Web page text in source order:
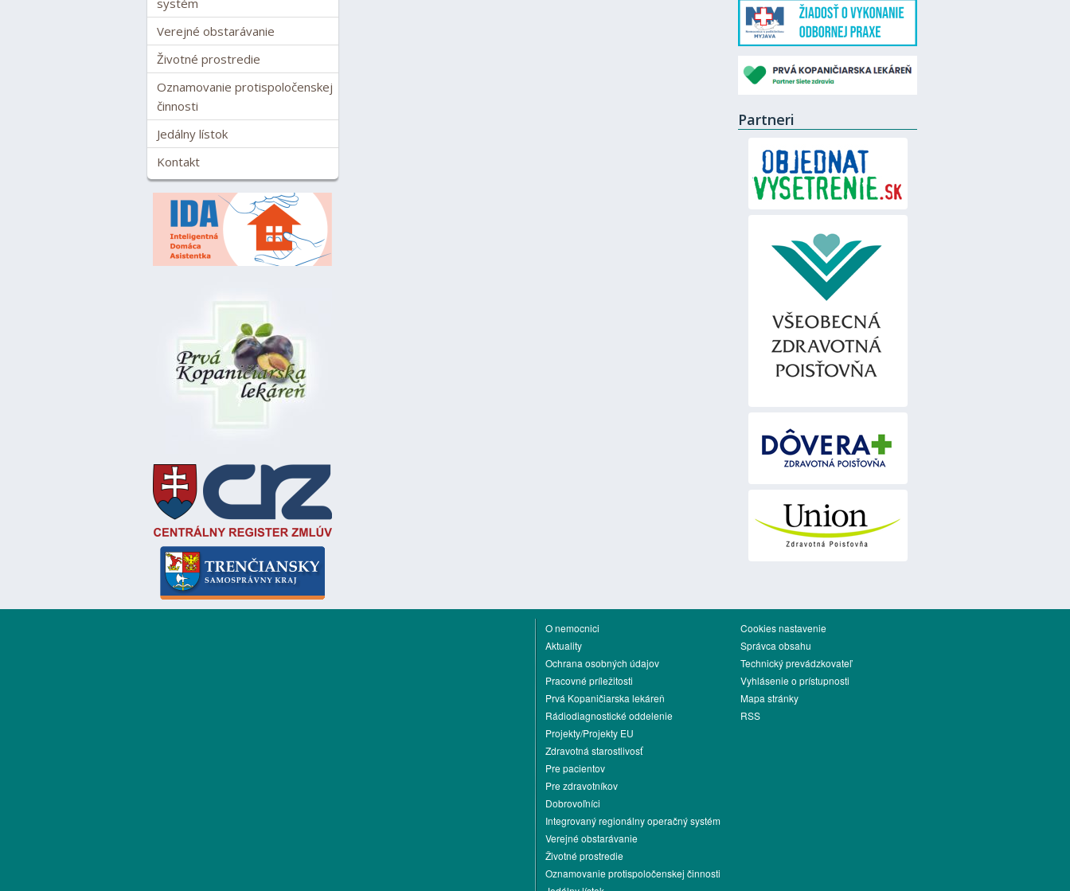
Verejné obstarávanie
Životné prostredie
Oznamovanie protispoločenskej
činnosti
Jedálny lístok
Kontakt
Partneri
O nemocnici
Aktuality
Ochrana osobných údajov
Pracovné príležitosti
Prvá Kopaničiarska lekáreň
Rádiodiagnostické oddelenie
Projekty/Projekty EU
Zdravotná starostlivosť
Pre pacientov
Pre zdravotníkov
Dobrovoľníci
Integrovaný regionálny operačný systém
Verejné obstarávanie
Životné prostredie
Oznamovanie protispoločenskej činnosti
Cookies nastavenie
Správca obsahu
Technický prevádzkovateľ
Vyhlásenie o prístupnosti
Mapa stránky
RSS